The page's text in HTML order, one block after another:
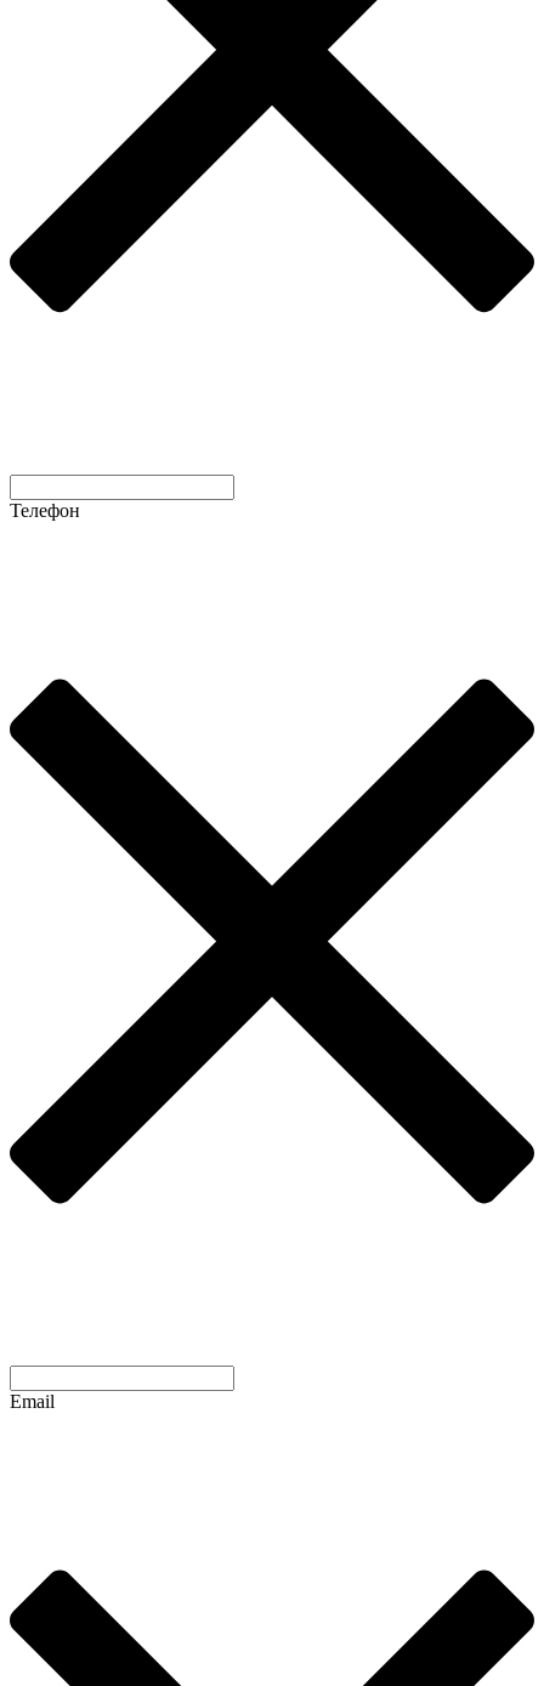
Телефон
Email